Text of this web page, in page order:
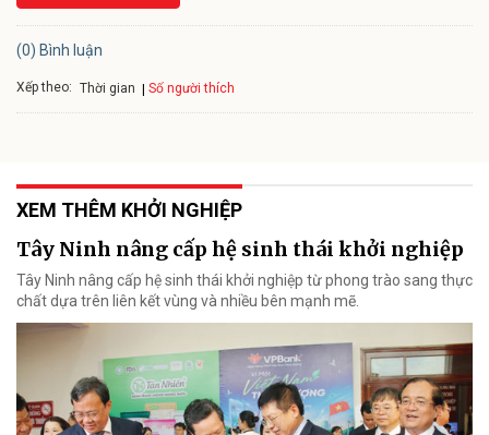
(0) Bình luận
Xếp theo: Thời gian Số người thích
XEM THÊM KHỞI NGHIỆP
Tây Ninh nâng cấp hệ sinh thái khởi nghiệp
Tây Ninh nâng cấp hệ sinh thái khởi nghiệp từ phong trào sang thực
chất dựa trên liên kết vùng và nhiều bên mạnh mẽ.